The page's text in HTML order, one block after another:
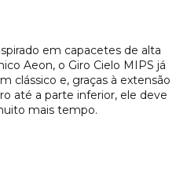
em capacetes de alta
Aeon, o Giro Cielo MIPS já
clássico e, graças à extensão
até a parte inferior, ele deve
mais tempo.